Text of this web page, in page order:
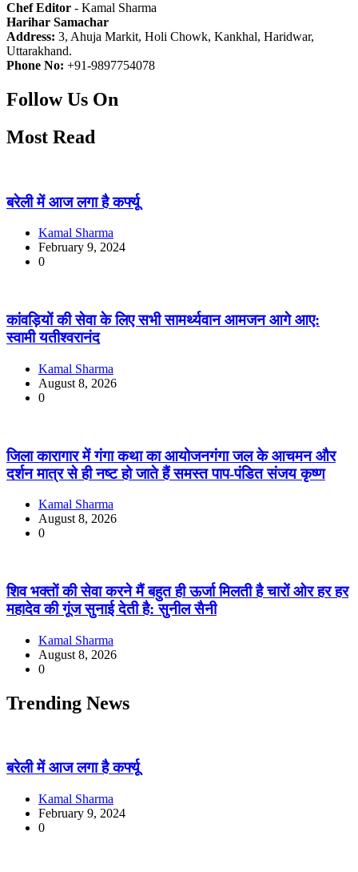
Chef Editor - Kamal Sharma
Harihar Samachar
Address: 3, Ahuja Markit, Holi Chowk, Kankhal, Haridwar,
Uttarakhand.
Phone No: +91-9897754078
Follow Us On
10k
20k
7k
1M
Most Read
बरेली में आज लगा है कर्फ्यू
Kamal Sharma
February 9, 2024
0
कांवड़ियों की सेवा के लिए सभी सामर्थ्यवान आमजन आगे आए:
स्वामी यतीश्वरानंद
Kamal Sharma
August 8, 2026
0
जिला कारागार में गंगा कथा का आयोजनगंगा जल के आचमन और
दर्शन मात्र से ही नष्ट हो जाते हैं समस्त पाप-पंडित संजय कृष्ण
Kamal Sharma
August 8, 2026
0
शिव भक्तों की सेवा करने मैं बहुत ही ऊर्जा मिलती है चारों ओर हर हर
महादेव की गूंज सुनाई देती है: सुनील सैनी
Kamal Sharma
August 8, 2026
0
Trending News
बरेली में आज लगा है कर्फ्यू
Kamal Sharma
February 9, 2024
0